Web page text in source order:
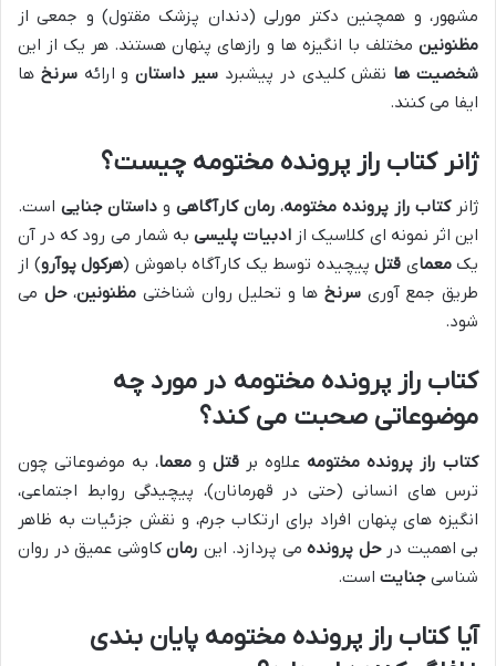
مشهور، و همچنین دکتر مورلی (دندان پزشک مقتول) و جمعی از
مظنونین مختلف با انگیزه ها و رازهای پنهان هستند. هر یک از این
شخصیت ها نقش کلیدی در پیشبرد سیر داستانو ارائهسرنخ ها
ایفا می کنند.
ژانر کتاب راز پرونده مختومه چیست؟
ژانرکتاب راز پرونده مختومه، رمان کارآگاهی و داستان جنایی است.
این اثر نمونه ای کلاسیک از ادبیات پلیسی به شمار می رود که در آن
یکمعمای قتل پیچیده توسط یک کارآگاه باهوش (هرکول پوآرو) از
طریق جمع آوری سرنخها و تحلیل روان شناختی مظنونین،حل می
شود.
کتاب راز پرونده مختومه در مورد چه
موضوعاتی صحبت می کند؟
کتاب راز پرونده مختومه علاوه بر قتل و معما، به موضوعاتی چون
ترس های انسانی (حتی در قهرمانان)، پیچیدگی روابط اجتماعی،
انگیزه های پنهان افراد برای ارتکاب جرم، و نقش جزئیات به ظاهر
بی اهمیت درحل پرونده می پردازد. این رمان کاوشی عمیق در روان
شناسی جنایت است.
آیا کتاب راز پرونده مختومه پایان بندی